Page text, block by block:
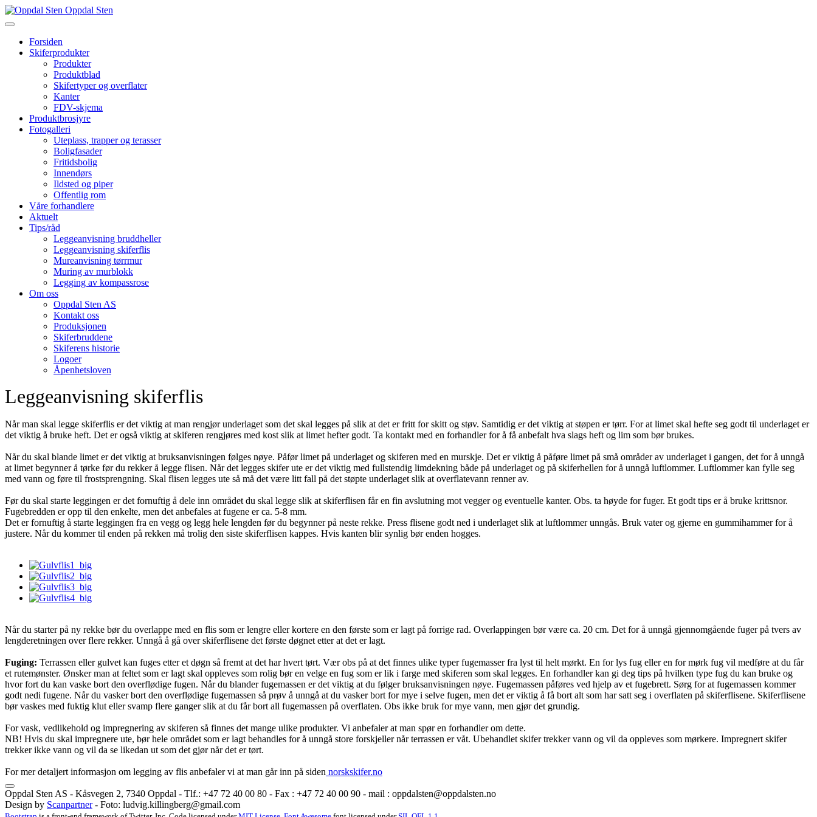
Oppdal Sten
Forsiden
Skiferprodukter
Produkter
Produktblad
Skifertyper og overflater
Kanter
FDV-skjema
Produktbrosjyre
Fotogalleri
Uteplass, trapper og terasser
Boligfasader
Fritidsbolig
Innendørs
Ildsted og piper
Offentlig rom
Våre forhandlere
Aktuelt
Tips/råd
Leggeanvisning bruddheller
Leggeanvisning skiferflis
Mureanvisning tørrmur
Muring av murblokk
Legging av kompassrose
Om oss
Oppdal Sten AS
Kontakt oss
Produksjonen
Skiferbruddene
Skiferens historie
Logoer
Åpenhetsloven
Leggeanvisning skiferflis
Når man skal legge skiferflis er det viktig at man rengjør underlaget som det skal legges på slik at det er fritt for skitt og støv. Samtidig er det viktig at støpen er tørr. For at limet skal hefte seg godt til underlaget er
det viktig å bruke heft. Det er også viktig at skiferen rengjøres med kost slik at limet hefter godt. Ta kontakt med en forhandler for å få anbefalt hva slags heft og lim som bør brukes.
Når du skal blande limet er det viktig at bruksanvisningen følges nøye. Påfør limet på underlaget og skiferen med en murskje. Det er viktig å påføre limet på små områder av underlaget i gangen, det for å unngå
at limet begynner å tørke før du rekker å legge flisen. Når det legges skifer ute er det viktig med fullstendig limdekning både på underlaget og på skiferhellen for å unngå luftlommer. Luftlommer kan fylle seg
med vann og føre til frostsprengning. Skal flisen legges ute så må det være litt fall på det støpte underlaget slik at overflatevann renner av.
Før du skal starte leggingen er det fornuftig å dele inn området du skal legge slik at skiferflisen får en fin avslutning mot vegger og eventuelle kanter. Obs. ta høyde for fuger. Et godt tips er å bruke krittsnor.
Fugebredden er opp til den enkelte, men det anbefales at fugene er ca. 5-8 mm.
Det er fornuftig å starte leggingen fra en vegg og legg hele lengden før du begynner på neste rekke. Press flisene godt ned i underlaget slik at luftlommer unngås. Bruk vater og gjerne en gummihammer for å
justere. Når du kommer til enden på rekken må trolig den siste skiferflisen kappes. Hvis kanten blir synlig bør enden hogges.
Når du starter på ny rekke bør du overlappe med en flis som er lengre eller kortere en den første som er lagt på forrige rad. Overlappingen bør være ca. 20 cm. Det for å unngå gjennomgående fuger på tvers av
lengderetningen over flere rekker. Unngå å gå over skiferflisene det første døgnet etter at det er lagt.
Fuging: Terrassen eller gulvet kan fuges etter et døgn så fremt at det har hvert tørt. Vær obs på at det finnes ulike typer fugemasser fra lyst til helt mørkt. En for lys fug eller en for mørk fug vil medføre at du får
et rutemønster. Ønsker man at feltet som er lagt skal oppleves som rolig bør en velge en fug som er lik i farge med skiferen som skal legges. En forhandler kan gi deg tips på hvilken type fug du kan bruke og
hvor fort du kan vaske bort den overflødige fugen. Når du blander fugemassen er det viktig at du følger bruksanvisningen nøye. Fugemassen påføres ved hjelp av et fugebrett. Sørg for at fugemassen kommer
godt nedi fugene. Når du vasker bort den overflødige fugemassen så prøv å unngå at du vasker bort for mye i selve fugen, men det er viktig å få bort alt som har satt seg i overflaten på skiferflisene. Skiferflisene
bør vaskes med fuktig klut eller svamp flere ganger slik at du får bort all fugemassen på overflaten. Obs ikke bruk for mye vann, men gjør det grundig.
For vask, vedlikehold og impregnering av skiferen så finnes det mange ulike produkter. Vi anbefaler at man spør en forhandler om dette.
NB! Hvis du skal impregnere ute, bør hele området som er lagt behandles for å unngå store forskjeller når terrassen er våt. Ubehandlet skifer trekker vann og vil da oppleves som mørkere. Impregnert skifer
trekker ikke vann og vil da se likedan ut som det gjør når det er tørt.
For mer detaljert informasjon om legging av flis anbefaler vi at man går inn på siden norskskifer.no
Oppdal Sten AS - Kåsvegen 2, 7340 Oppdal - Tlf.: +47 72 40 00 80 - Fax : +47 72 40 00 90 - mail : oppdalsten@oppdalsten.no
Design by Scanpartner- Foto: ludvig.killingberg@gmail.com